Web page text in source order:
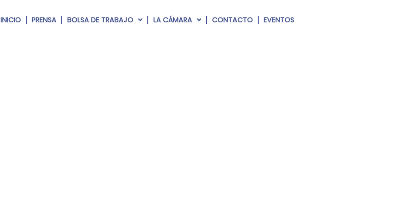
INICIO PRENSA BOLSA DE TRABAJO LA CÁMARA CONTACTO EVENTOS